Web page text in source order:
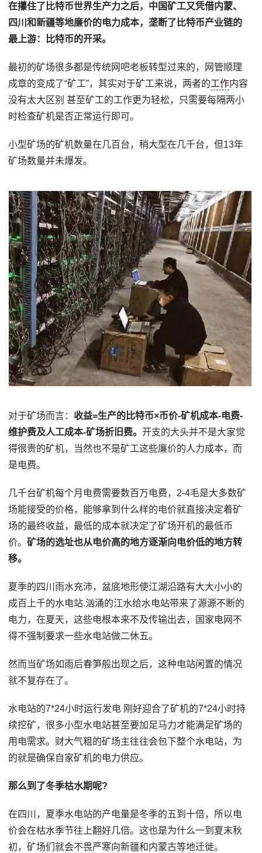
在攥住了比特币世界生产力之后，中国矿工又凭借内蒙、
四川和新疆等地廉价的电力成本，垄断了比特币产业链的
最上游：比特币的开采。
最初的矿场很多都是传统网吧老板转型过来的，网管顺理
成章的变成了“矿工”，其实对于矿工来说，两者的工作内容
没有太大区别 甚至矿工的工作更为轻松，只需要每隔两小
时检查矿机是否正常运行即可。
小型矿场的矿机数量在几百台，稍大型在几千台，但13年
矿场数量并未爆发。
对于矿场而言： 收益=生产的比特币×币价-矿机成本-电费-
维护费及人工成本-矿场折旧费。开支的大头并不是大家觉
得很贵的矿机，当然也不是矿工这些廉价的人力成本，而
是电费。
几千台矿机每个月电费需要数百万电费，2-4毛是大多数矿
场能接受的价格，能够拿到什么样的电价就直接决定着矿
场的最终收益，最低的成本就决定了矿场开机的最低币
价。矿场的选址也从电价高的地方逐渐向电价低的地方转
移。
夏季的四川雨水充沛，盆底地形使江湖沿路有大大小小的
成百上千的水电站.汹涌的江水给水电站带来了源源不断的
电力，在夏天，这些电根本来不及传输出去，国家电网不
得不强制要求一些水电站做二休五。
然而当矿场如雨后春笋般出现之后，这种电站闲置的情况
就不复存在了。
水电站的7*24小时运行发电 刚好迎合了矿机的7*24小时持
续挖矿，很多小型水电站甚至要加足马力才能满足矿场的
用电需求。财大气粗的矿场主往往会包下整个水电站，为
的就是确保自家矿机的电力供应。
那么到了冬季枯水期呢?
在四川，夏季水电站的产电量是冬季的五到十倍，所以电
价会在枯水季节往上翻好几倍。这也是为什么一到夏末秋
初，矿场们就会不畏严寒向新疆和内蒙古等地迁徙。